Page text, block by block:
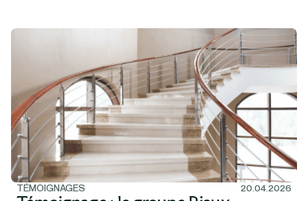
TÉMOIGNAGES 20.04.2026